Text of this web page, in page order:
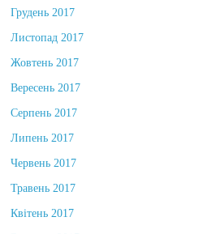
Грудень 2017
Листопад 2017
Жовтень 2017
Вересень 2017
Серпень 2017
Липень 2017
Червень 2017
Травень 2017
Квітень 2017